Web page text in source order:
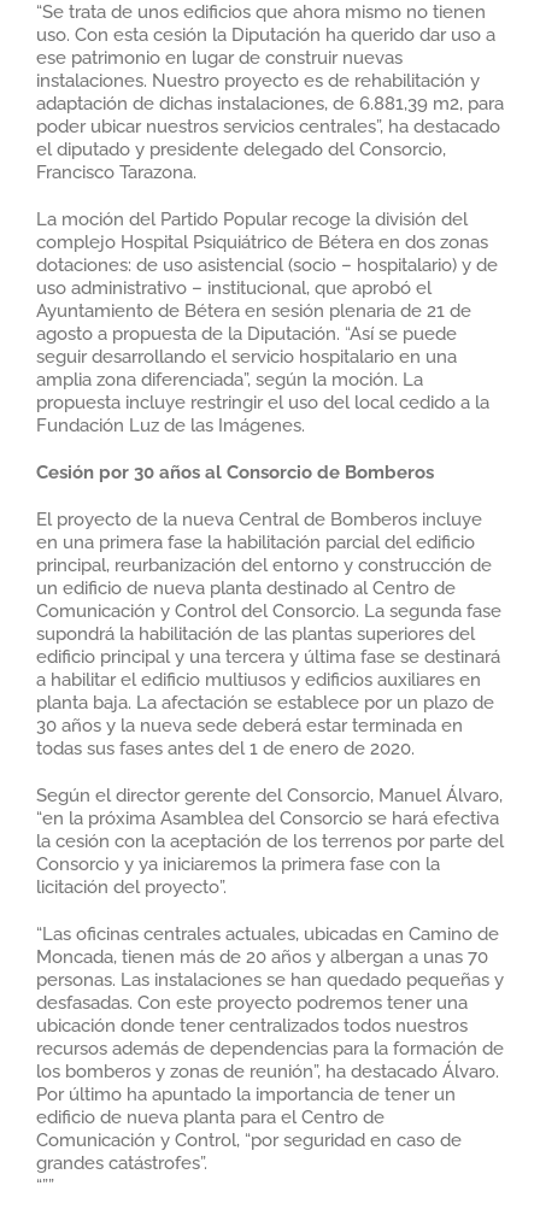
“Se trata de unos edificios que ahora mismo no tienen
uso. Con esta cesión la Diputación ha querido dar uso a
ese patrimonio en lugar de construir nuevas
instalaciones. Nuestro proyecto es de rehabilitación y
adaptación de dichas instalaciones, de 6.881,39 m2, para
poder ubicar nuestros servicios centrales”, ha destacado
el diputado y presidente delegado del Consorcio,
Francisco Tarazona.
La moción del Partido Popular recoge la división del
complejo Hospital Psiquiátrico de Bétera en dos zonas
dotaciones: de uso asistencial (socio – hospitalario) y de
uso administrativo – institucional, que aprobó el
Ayuntamiento de Bétera en sesión plenaria de 21 de
agosto a propuesta de la Diputación. “Así se puede
seguir desarrollando el servicio hospitalario en una
amplia zona diferenciada”, según la moción. La
propuesta incluye restringir el uso del local cedido a la
Fundación Luz de las Imágenes.
Cesión por 30 años al Consorcio de Bomberos
El proyecto de la nueva Central de Bomberos incluye
en una primera fase la habilitación parcial del edificio
principal, reurbanización del entorno y construcción de
un edificio de nueva planta destinado al Centro de
Comunicación y Control del Consorcio. La segunda fase
supondrá la habilitación de las plantas superiores del
edificio principal y una tercera y última fase se destinará
a habilitar el edificio multiusos y edificios auxiliares en
planta baja. La afectación se establece por un plazo de
30 años y la nueva sede deberá estar terminada en
todas sus fases antes del 1 de enero de 2020.
Según el director gerente del Consorcio, Manuel Álvaro,
“en la próxima Asamblea del Consorcio se hará efectiva
la cesión con la aceptación de los terrenos por parte del
Consorcio y ya iniciaremos la primera fase con la
licitación del proyecto”.
“Las oficinas centrales actuales, ubicadas en Camino de
Moncada, tienen más de 20 años y albergan a unas 70
personas. Las instalaciones se han quedado pequeñas y
desfasadas. Con este proyecto podremos tener una
ubicación donde tener centralizados todos nuestros
recursos además de dependencias para la formación de
los bomberos y zonas de reunión”, ha destacado Álvaro.
Por último ha apuntado la importancia de tener un
edificio de nueva planta para el Centro de
Comunicación y Control, “por seguridad en caso de
grandes catástrofes”.
“””